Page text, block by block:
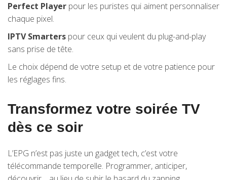
Perfect Player pour les puristes qui aiment personnaliser
chaque pixel.
IPTV Smarters pour ceux qui veulent du plug-and-play
sans prise de tête.
Le choix dépend de votre setup et de votre patience pour
les réglages fins.
Transformez votre soirée TV
dès ce soir
L’EPG n’est pas juste un gadget tech, c’est votre
télécommande temporelle. Programmer, anticiper,